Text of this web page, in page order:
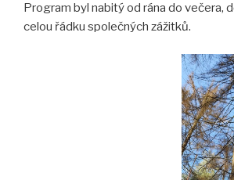
Program byl nabitý od rána do večera,
celou řádku společných zážitků.